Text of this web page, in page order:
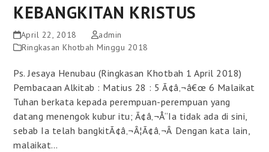
KEBANGKITAN KRISTUS
April 22, 2018
admin
Ringkasan Khotbah Minggu 2018
Ps. Jesaya Henubau (Ringkasan Khotbah 1 April 2018)
Pembacaan Alkitab : Matius 28 : 5 Ã¢â‚¬â€œ 6 Malaikat
Tuhan berkata kepada perempuan-perempuan yang
datang menengok kubur itu; Ã¢â‚¬Å“Ia tidak ada di sini,
sebab Ia telah bangkitÃ¢â‚¬Â¦Ã¢â‚¬Â Dengan kata lain,
malaikat…